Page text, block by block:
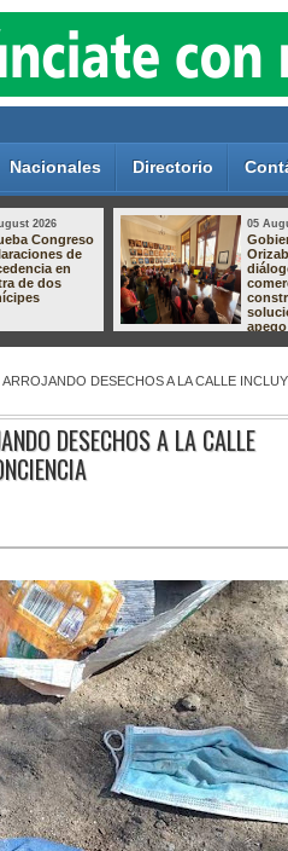
Nacionales Directorio
05 August 2026
Dan hasta 60 años
de prisión a dos
responsables de
secuestro
agravado en
DESECHOS A LA CALLE
DESECHOS A LA CALLE